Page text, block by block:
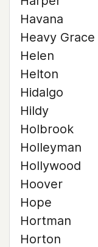
Havana
Heavy Grace
Helen
Helton
Hidalgo
Hildy
Holbrook
Holleyman
Hollywood
Hoover
Hope
Hortman
Horton